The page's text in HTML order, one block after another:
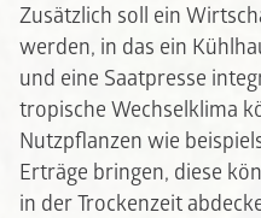
Zusätzlich soll ein
werden, in das ein
und eine Saatpresse
tropische Wechselklima
Nutzpflanzen wie
Erträge bringen, diese
in der Trockenzeit